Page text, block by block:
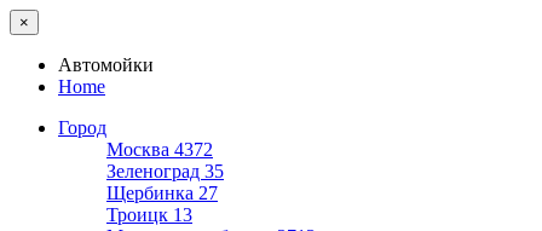
×
Автомойки
Home
Город
Москва 4372
Зеленоград 35
Щербинка 27
Троицк 13